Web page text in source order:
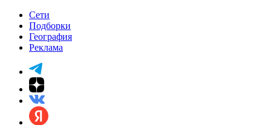
Сети
Подборки
География
Реклама